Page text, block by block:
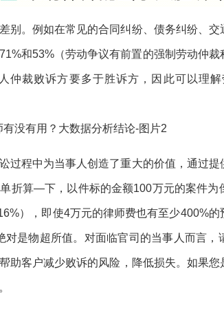
别。例如在常见的合同纠纷、债务纠纷、
和53%（劳动争议有前置的强制劳动仲
仲裁败诉方要多于胜诉方，因此可以理
过程中为当事人创造了重大的价值，通过
折算—下，以件标的金额100万元的案件为
），即使4万元的律师费也有至少400%
对是物超所值。对面临官司的当事人而言，
助客户减少败诉的风险，降低损失。如果您